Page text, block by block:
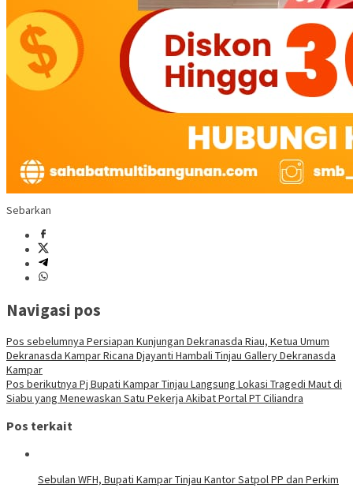
Sebarkan
Navigasi pos
Pos sebelumnya Persiapan Kunjungan Dekranasda Riau, Ketua Umum
Dekranasda Kampar Ricana Djayanti Hambali Tinjau Gallery Dekranasda
Kampar
Pos berikutnya Pj Bupati Kampar Tinjau Langsung Lokasi Tragedi Maut di
Siabu yang Menewaskan Satu Pekerja Akibat Portal PT Ciliandra
Pos terkait
Sebulan WFH, Bupati Kampar Tinjau Kantor Satpol PP dan Perkim